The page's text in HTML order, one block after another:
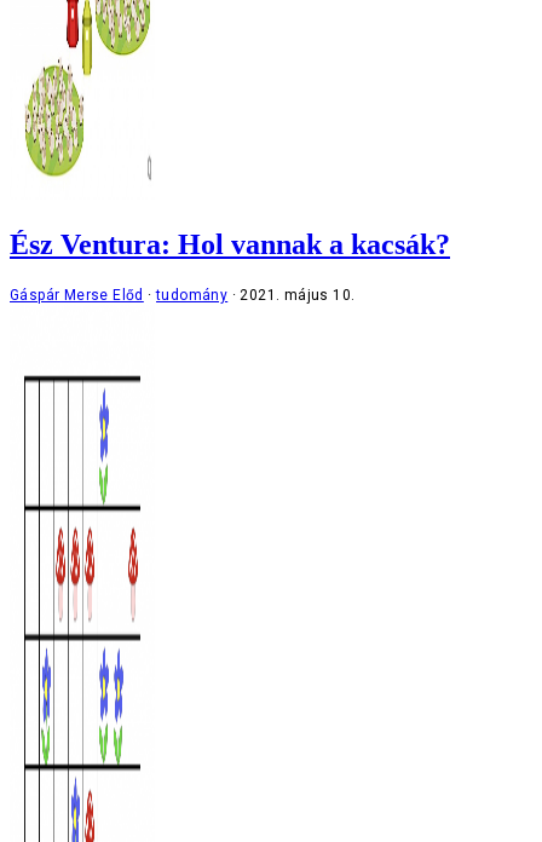
Ész Ventura: Hol vannak a kacsák?
Gáspár Merse Előd tudomány 2021. május 10.